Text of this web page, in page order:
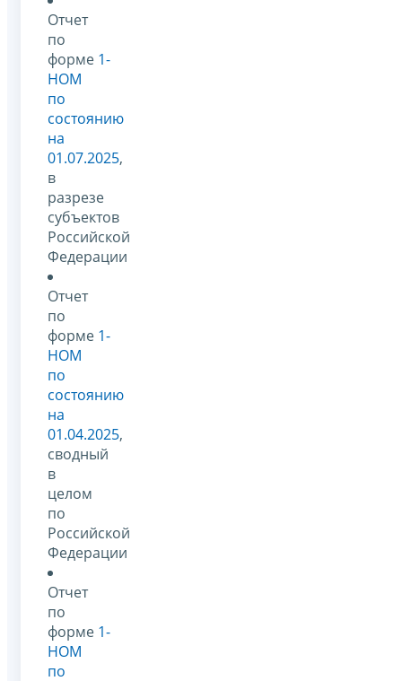
Отчет
по
форме 1-
НОМ
по
состоянию
на
01.07.2025,
в
разрезе
субъектов
Российской
Федерации
Отчет
по
форме 1-
НОМ
по
состоянию
на
01.04.2025,
сводный
в
целом
по
Российской
Федерации
Отчет
по
форме 1-
НОМ
по